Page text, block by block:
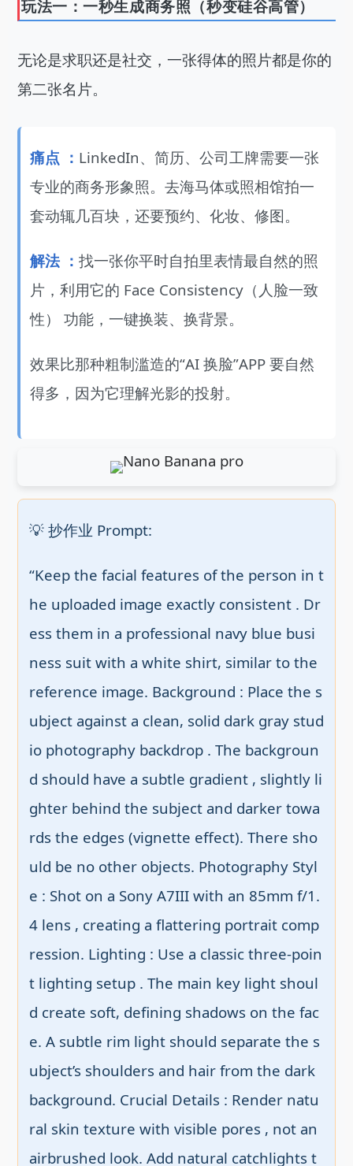
玩法一：一秒生成商务照（秒变硅谷高管）
无论是求职还是社交，一张得体的照片都是你的
第二张名片。
痛点 ： LinkedIn、简历、公司工牌需要一张
专业的商务形象照。去海马体或照相馆拍一
套动辄几百块，还要预约、化妆、修图。
解法 ： 找一张你平时自拍里表情最自然的照
片，利用它的 Face Consistency（人脸一致
性） 功能，一键换装、换背景。
效果比那种粗制滥造的“AI 换脸”APP 要自然
得多，因为它理解光影的投射。
💡 抄作业 Prompt:
“Keep the facial features of the person in t
he uploaded image exactly consistent . Dr
ess them in a professional navy blue busi
ness suit with a white shirt, similar to the
reference image. Background : Place the s
ubject against a clean, solid dark gray stud
io photography backdrop . The backgroun
d should have a subtle gradient , slightly li
ghter behind the subject and darker towa
rds the edges (vignette effect). There sho
uld be no other objects. Photography Styl
e : Shot on a Sony A7III with an 85mm f/1.
4 lens , creating a flattering portrait comp
ression. Lighting : Use a classic three-poin
t lighting setup . The main key light shoul
d create soft, defining shadows on the fac
e. A subtle rim light should separate the s
ubject’s shoulders and hair from the dark
background. Crucial Details : Render natu
ral skin texture with visible pores , not an
airbrushed look. Add natural catchlights t